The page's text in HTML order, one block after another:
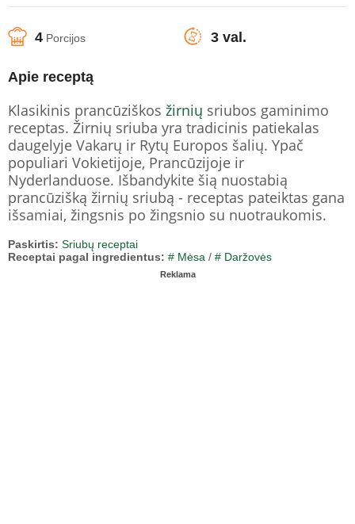
4 Porcijos 3 val.
Apie receptą
Klasikinis prancūziškos žirnių sriubos gaminimo
receptas. Žirnių sriuba yra tradicinis patiekalas
daugelyje Vakarų ir Rytų Europos šalių. Ypač
populiari Vokietijoje, Prancūzijoje ir
Nyderlanduose. Išbandykite šią nuostabią
prancūzišką žirnių sriubą - receptas pateiktas gana
išsamiai, žingsnis po žingsnio su nuotraukomis.
Paskirtis: Sriubų receptai
Receptai pagal ingredientus: # Mėsa / # Daržovės
Reklama